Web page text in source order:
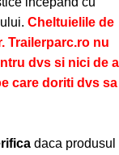
Cheltuielile de
Trailerparc.ro nu
dvs si nici de a
care doriti dvs sa
daca produsul